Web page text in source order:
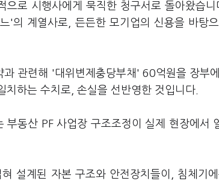
으로 시행사에게 묵직한 청구서로 돌아왔습
'의 계열사로, 든든한 모기업의 신용을 바탕
관련해 '대위변제충당부채' 60억원을 장부
하는 수치로, 손실을 선반영한 것입니다.
부동산 PF 사업장 구조조정이 실제 현장에서
설계된 자본 구조와 안전장치들이, 침체기